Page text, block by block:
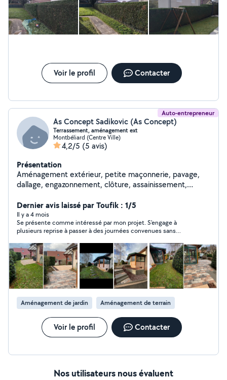
Voir le profil Contacter
Auto-entrepreneur
As Concept Sadikovic (As Concept)
Terrassement, aménagement ext
Montbéliard (Centre Ville)
4,2/5 (5 avis)
Présentation
Aménagement extérieur, petite maçonnerie, pavage,
dallage, engazonnement, clôture, assainissement,
Dernier avis laissé par Toufik : 1/5
Il y a 4 mois
Se présente comme intéressé par mon projet. S'engage à
plusieurs reprise à passer à des journées convenues sans
déconseille du fait du manque de sérieux.
Aménagement de jardin Aménagement de terrain
Voir le profil Contacter
Nos utilisateurs nous évaluent